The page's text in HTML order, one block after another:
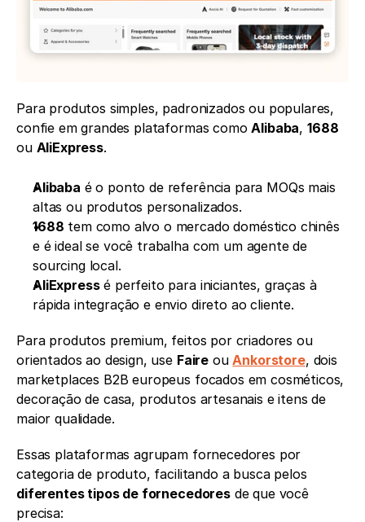
Para produtos simples, padronizados ou populares,
confie em grandes plataformas como Alibaba, 1688
ou AliExpress.
Alibaba é o ponto de referência para MOQs mais
altas ou produtos personalizados.
1688 tem como alvo o mercado doméstico chinês
e é ideal se você trabalha com um agente de
sourcing local.
AliExpress é perfeito para iniciantes, graças à
rápida integração e envio direto ao cliente.
Para produtos premium, feitos por criadores ou
orientados ao design, use Faire ou Ankorstore, dois
marketplaces B2B europeus focados em cosméticos,
decoração de casa, produtos artesanais e itens de
maior qualidade.
Essas plataformas agrupam fornecedores por
diferentes tipos de fornecedores de que você
precisa: